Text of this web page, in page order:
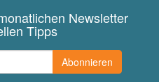
Newsletter
Tipps
Abonnieren